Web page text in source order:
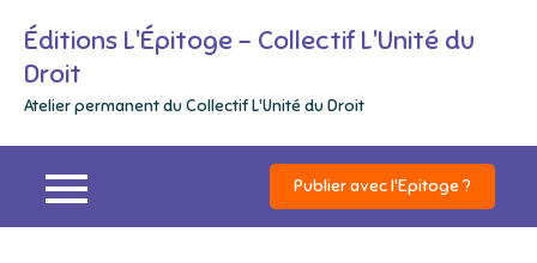
content
Éditions L'Épitoge – Collectif L'Unité du
Droit
Atelier permanent du Collectif L'Unité du Droit
Publier avec l'Epitoge ?